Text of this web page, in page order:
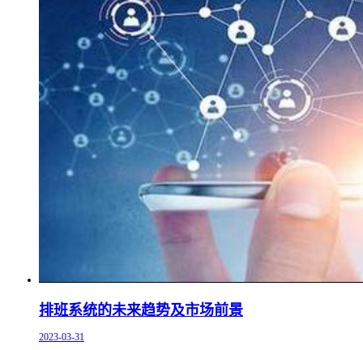
排班系统的未来趋势及市场前景
2023-03-31